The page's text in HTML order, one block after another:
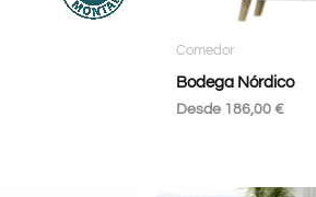
Comedor
Bodega Nórdico
Desde 186,00 €